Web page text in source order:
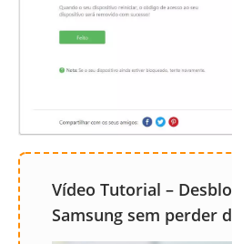
Vídeo Tutorial –
Samsung sem perder